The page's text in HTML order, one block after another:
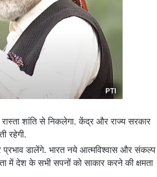
शांति से निकलेगा. केंद्र और राज्य सरकार
रहेगी.
प्रभाव डालेंगे. भारत नये आत्मविश्वास और संकल्प
में देश के सभी सपनों को साकार करने की क्षमता